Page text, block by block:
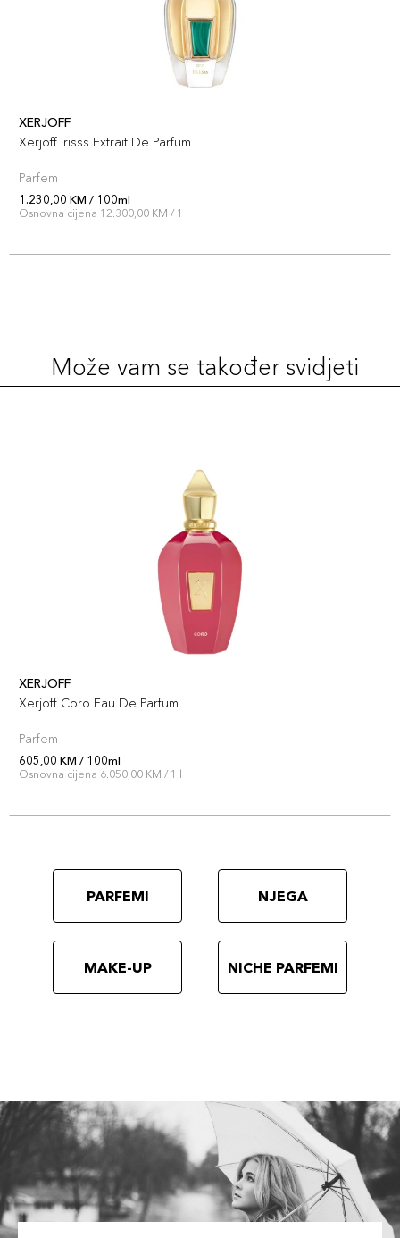
XERJOFF
Xerjoff Irisss Extrait De Parfum
Parfem
1.230,00 KM / 100ml
Osnovna cijena 12.300,00 KM / 1 l
Može vam se također svidjeti
XERJOFF
Xerjoff Coro Eau De Parfum
Parfem
605,00 KM / 100ml
Osnovna cijena 6.050,00 KM / 1 l
PARFEMI NJEGA
MAKE-UP NICHE PARFEMI